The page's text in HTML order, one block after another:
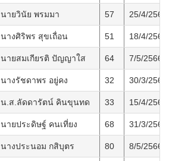
นายวินัย พรมมา 57 25/4/2566
นางศิริพร สุขเถื่อน 51 18/4/2566
นายสมเกียรติ ปัญญาใส 64 7/5/2566
นางรัชดาพร อยู่คง 32 30/3/2566
น.ส.ลัดดารัตน์ คินขุนทด 33 15/4/2566
นายประดิษฐ์ คนเที่ยง 68 31/3/2566
นางประนอม กสิบุตร 80 8/5/2566